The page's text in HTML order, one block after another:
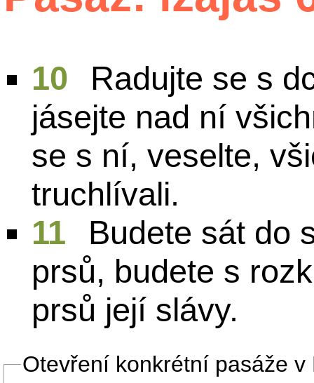
10
Radujte se s
jásejte nad ní
se s ní, veselte,
truchlívali.
11
Budete sát do
prsů, budete s
prsů její slávy.
Otevření konkrétní pasáže v